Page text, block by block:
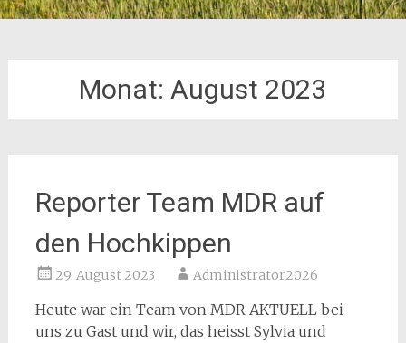
Monat:August 2023
Reporter Team MDR auf
den Hochkippen
29. August 2023 Administrator2026
Heute war ein Team von MDR AKTUELL bei
uns zu Gast und wir, das heisst Sylvia und